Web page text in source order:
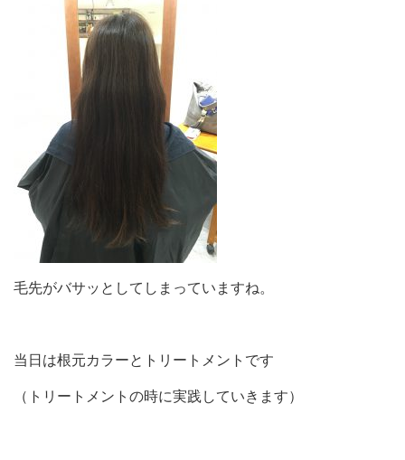
毛先がバサッとしてしまっていますね。
当日は根元カラーとトリートメントです
（トリートメントの時に実践していきます）